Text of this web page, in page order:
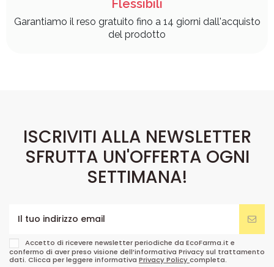
Flessibili
Garantiamo il reso gratuito fino a 14 giorni dall'acquisto
del prodotto
ISCRIVITI ALLA NEWSLETTER
SFRUTTA UN'OFFERTA OGNI
SETTIMANA!
Accetto di ricevere newsletter periodiche da EcoFarma.it e
confermo di aver preso visione dell’informativa Privacy sul trattamento
dati. Clicca per leggere informativa Privacy Policycompleta.